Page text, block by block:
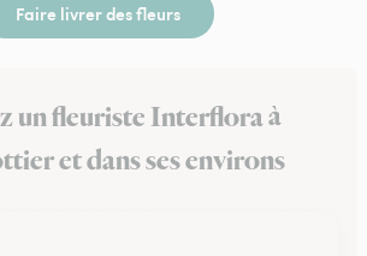
Faire livrer des fleurs
un fleuriste Interflora à
et dans ses environs